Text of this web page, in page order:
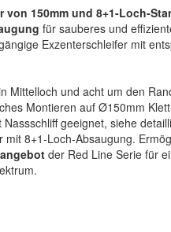
von 150mm und 8+1-Loch-
für sauberes und
Exzenterschleifer mit
Mittelloch und acht um den
Montieren auf Ø150mm
geeignet, siehe
8+1-Loch-Absaugung.
der Red Line Serie für